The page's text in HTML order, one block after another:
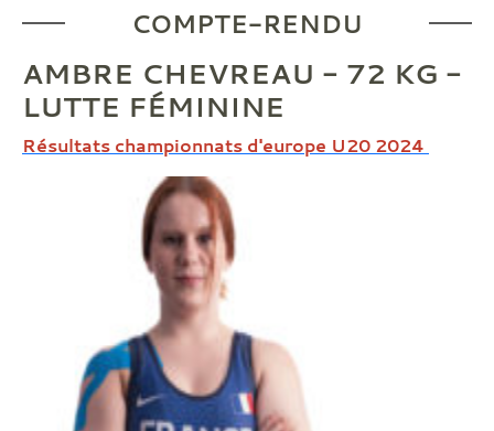
COMPTE-RENDU
AMBRE CHEVREAU - 72 KG -
LUTTE FÉMININE
Résultats championnats d'europe U20 2024